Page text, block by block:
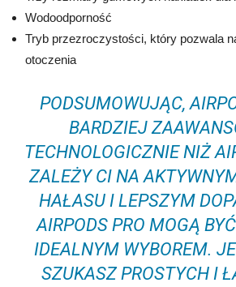
Wodoodporność
Tryb przezroczystości, który pozwala
otoczenia
PODSUMOWUJĄC,
BARDZIEJ
TECHNOLOGICZNIE NIŻ
ZALEŻY CI NA
HAŁASU I LEPSZYM
AIRPODS PRO MOGĄ
IDEALNYM WYBOREM.
SZUKASZ PROSTYCH I